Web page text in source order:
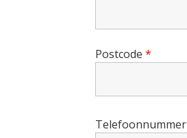
Postcode*
Telefoonnummer